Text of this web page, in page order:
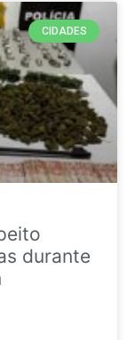
CIDADES
durante